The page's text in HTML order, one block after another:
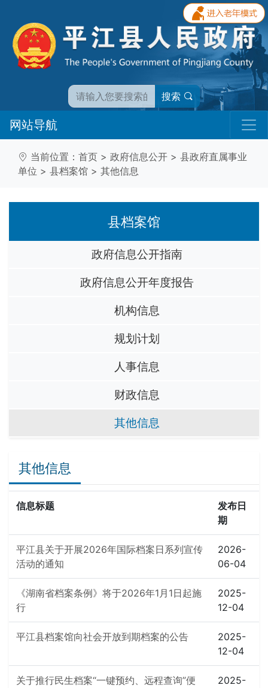
搜索
网站导航
当前位置： 首页 > 政府信息公开 > 县政府直属事业
单位 > 县档案馆 > 其他信息
县档案馆
政府信息公开指南
政府信息公开年度报告
机构信息
规划计划
人事信息
财政信息
其他信息
其他信息
信息标题
发布日
期
平江县关于开展2026年国际档案日系列宣传
活动的通知
2026-
06-04
《湖南省档案条例》将于2026年1月1日起施
行
2025-
12-04
平江县档案馆向社会开放到期档案的公告
2025-
12-04
关于推行民生档案“一键预约、远程查询”便
2025-